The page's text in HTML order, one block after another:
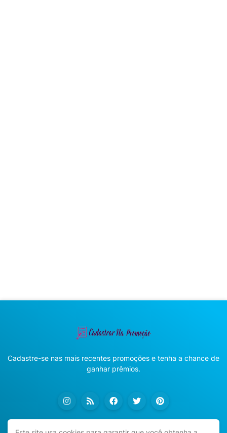
Cadastre-se nas mais recentes promoções e tenha a chance de
ganhar prêmios.